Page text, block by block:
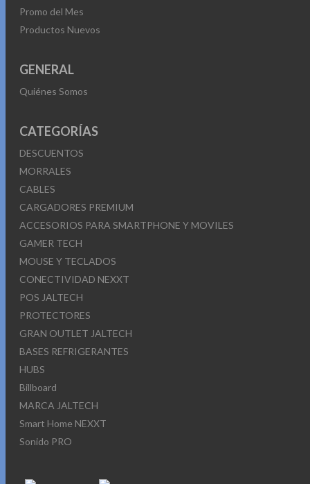
Promo del Mes
Productos Nuevos
GENERAL
Quiénes Somos
CATEGORÍAS
DESCUENTOS
MORRALES
CABLES
CARGADORES PREMIUM
ACCESORIOS PARA SMARTPHONE Y MOVILES
GAMER TECH
MOUSE Y TECLADOS
CONECTIVIDAD NEXXT
POS JALTECH
PROTECTORES
GRAN OUTLET JALTECH
BASES REFRIGERANTES
HUBS
Billboard
MARCA JALTECH
Smart Home NEXXT
Sonido PRO